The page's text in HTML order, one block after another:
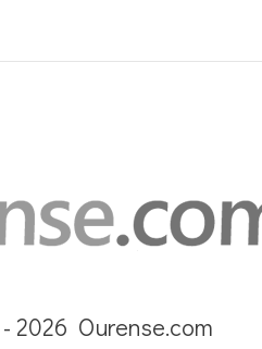
2026 Ourense.com